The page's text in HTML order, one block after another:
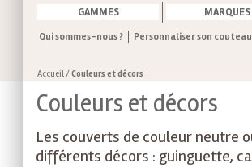
GAMMES MARQUES
Qui sommes-nous ? Personnaliser son couteau
Accueil/Couleurs et décors
Couleurs et décors
Les couverts de couleur neutre
différents décors : guinguette,